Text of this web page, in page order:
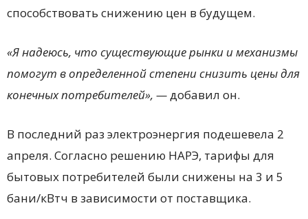
способствовать снижению цен в будущем.
«Я надеюсь, что существующие рынки и механизмы
помогут в определенной степени снизить цены для
конечных потребителей», —добавил он.
В последний раз электроэнергия подешевела 2
апреля. Согласно решению НАРЭ, тарифы для
бытовых потребителей были снижены на 3 и 5
бани/кВтч в зависимости от поставщика.